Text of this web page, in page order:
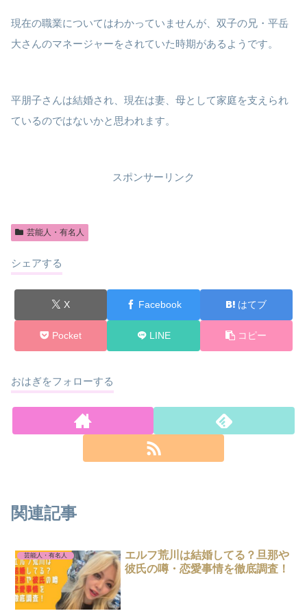
現在の職業についてはわかっていませんが、双子の兄・平岳
大さんのマネージャーをされていた時期があるようです。
平朋子さんは結婚され、現在は妻、母として家庭を支えられ
ているのではないかと思われます。
スポンサーリンク
芸能人・有名人
シェアする
X Facebook はてブ
Pocket LINE コピー
おはぎをフォローする
関連記事
芸能人・有名人
エルフ荒川は結婚してる？旦那や
彼氏の噂・恋愛事情を徹底調査！